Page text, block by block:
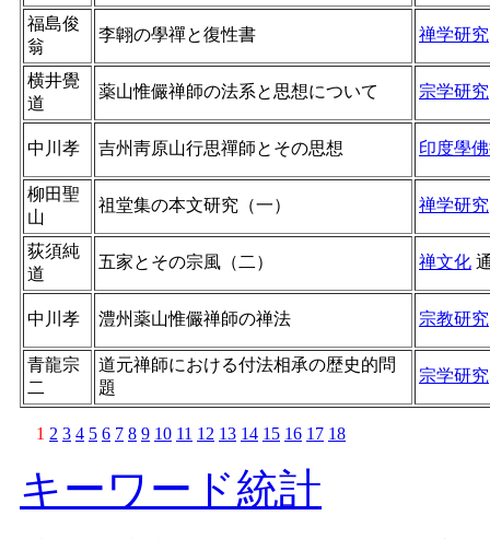
福島俊
翁
李翺の學禪と復性書 禅学研究
横井覺
道
薬山惟儼禅師の法系と思想について 宗学研究
中川孝 吉州靑原山行思禪師とその思想 印度學
柳田聖
山
祖堂集の本文研究（一） 禅学研究
荻須純
道
五家とその宗風（二） 禅文化
中川孝 澧州薬山惟儼禅師の禅法 宗教研究
青龍宗
二
道元禅師における付法相承の歴史的問
題
宗学研究
1 2 3 4 5 6 7 8 9 10 11 12 13 14 15 16 17 18
キーワード統計